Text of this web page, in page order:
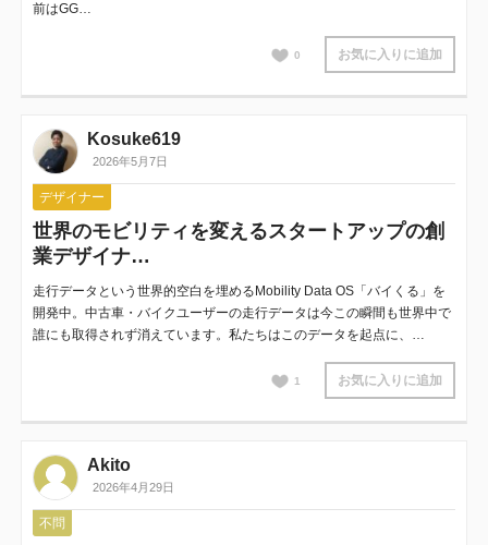
前はGG…
0 お気に入りに追加
Kosuke619
2026年5月7日
デザイナー
世界のモビリティを変えるスタートアップの創
業デザイナ…
走行データという世界的空白を埋めるMobility Data OS「バイくる」を
開発中。中古車・バイクユーザーの走行データは今この瞬間も世界中で
誰にも取得されず消えています。私たちはこのデータを起点に、…
1 お気に入りに追加
Akito
2026年4月29日
不問